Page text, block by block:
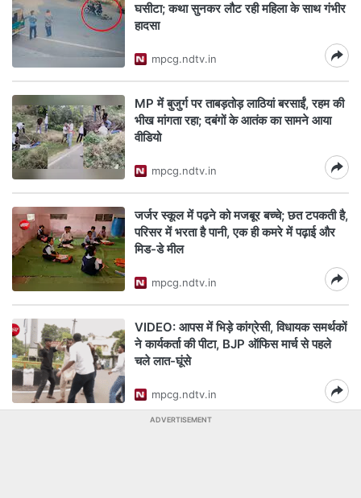
घसीटा; कथा सुनकर लौट रही महिला के साथ गंभीर
हादसा
mpcg.ndtv.in
MP में बुजुर्ग पर ताबड़तोड़ लाठियां बरसाईं, रहम की
भीख मांगता रहा; दबंगों के आतंक का सामने आया
वीडियो
mpcg.ndtv.in
जर्जर स्कूल में पढ़ने को मजबूर बच्चे; छत टपकती है,
परिसर में भरता है पानी, एक ही कमरे में पढ़ाई और
मिड-डे मील
mpcg.ndtv.in
VIDEO: आपस में भिड़े कांग्रेसी, विधायक समर्थकों
ने कार्यकर्ता की पीटा, BJP ऑफिस मार्च से पहले
चले लात-घूंसे
mpcg.ndtv.in
ADVERTISEMENT